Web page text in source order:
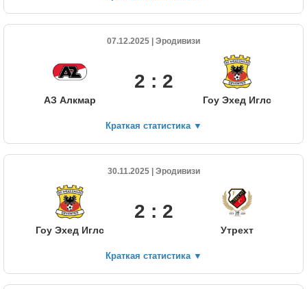
07.12.2025 | Эродивизи
АЗ Алкмар
2 : 2
Гоу Эхед Иглс
Краткая статистика ▼
30.11.2025 | Эродивизи
Гоу Эхед Иглс
2 : 2
Утрехт
Краткая статистика ▼